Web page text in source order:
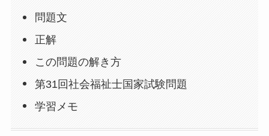
問題文
正解
この問題の解き方
第31回社会福祉士国家試験問題
学習メモ